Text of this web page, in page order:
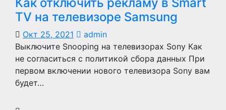
TV на телевизоре Samsung
Окт 25, 2021
admin
Выключите Snooping на телевизорах Sony Как
не согласиться с политикой сбора данных При
первом включении нового телевизора Sony вам
будет…